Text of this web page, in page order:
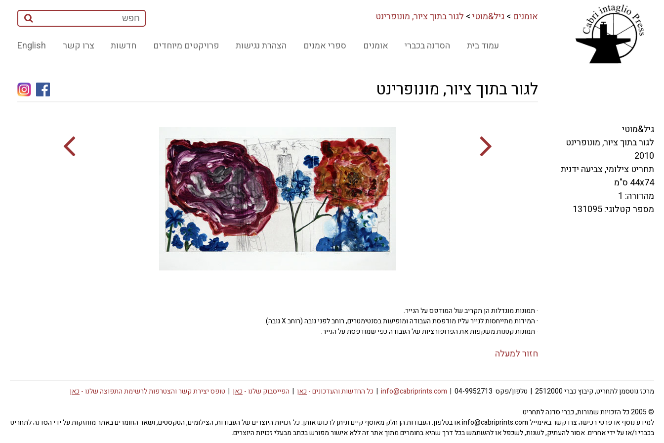
אומנים >גיל&מוטי> לגור בתוך ציור, מונופרינט
English צרו קשר חדשות פרויקטים מיוחדים הצהרת נגישות ספרי אמנים אומנים הסדנה בכברי עמוד בית
לגור בתוך ציור, מונופרינט
· תמונות מוגדלות הן תקריב של המודפס על הנייר.
· המידות מתייחסות לנייר עליו מודפסת העבודה ומופיעות בסנטימטרים, רוחב לפני גובה (רוחב X גובה).
· תמונות קטנות משקפות את הפרופורציות של העבודה כפי שמודפסת על הנייר.
חזור למעלה
גיל&מוטי
לגור בתוך ציור, מונופרינט
2010
תחריט צילומי, צביעה ידנית
44x74 ס"מ
מהדורה: 1
מספר קטלוגי: 131095
מרכז גוטסמן לתחריט, קיבוץ כברי 2512000 | טלפון/פקס 04-9952713 | info@cabriprints.com
| כל החדשות והעדכונים - כאן | הפייסבוק שלנו - כאן | טופס יצירת קשר והצטרפות לרשימת התפוצה שלנו - כאן
© 2005 כל הזכויות שמורות, כברי סדנה לתחריט.
למידע נוסף או פרטי רכישה צרו קשר באימייל info@cabriprints.com או בטלפון. העבודות הן חלק מאוסף קיים וניתן לרכוש אותן. כל זכויות היוצרים של העבודות, הצילומים, הטקסטים, ושאר החומרים באתר מוחזקות על ידי הסדנה לתחריט
בכברי ו/או על ידי אחרים. אסור להעתיק, לשנות, לשכפל או להשתמש בכל דרך שהיא בחומרים מתוך אתר זה ללא אישור מפורש בכתב מבעלי זכויות היוצרים.